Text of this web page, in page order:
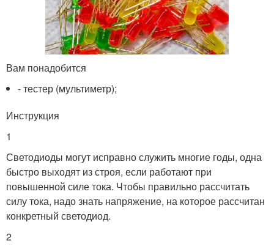
Вам понадобится
- тестер (мультиметр);
Инструкция
1
Светодиоды могут исправно служить многие годы, одна
быстро выходят из строя, если работают при
повышенной силе тока. Чтобы правильно рассчитать
силу тока, надо знать напряжение, на которое рассчитан
конкретный светодиод.
2